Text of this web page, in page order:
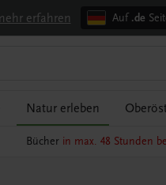
erfahren Auf .de
Natur erleben
Bücher in max. 48 Stunden